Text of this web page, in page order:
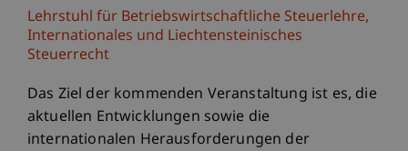
Lehrstuhl für Betriebswirtschaftliche Steuerlehre,
Internationales und Liechtensteinisches
Steuerrecht
Das Ziel der kommenden Veranstaltung ist es, die
aktuellen Entwicklungen sowie die
internationalen Herausforderungen der